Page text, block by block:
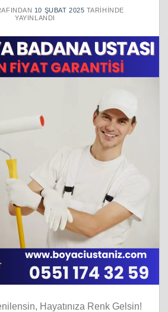
10 ŞUBAT 2025 TARIHINDE
YAYINLANDI
Hayatınıza Renk Gelsin!